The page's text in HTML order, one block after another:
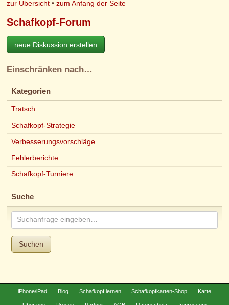
zur Übersicht •zum Anfang der Seite
Schafkopf-Forum
neue Diskussion erstellen
Einschränken nach…
Kategorien
Tratsch
Schafkopf-Strategie
Verbesserungsvorschläge
Fehlerberichte
Schafkopf-Turniere
Suche
Suchen
iPhone/iPad Blog Schafkopf lernen Schafkopfkarten-Shop Karte